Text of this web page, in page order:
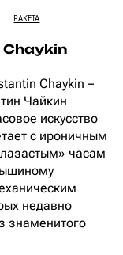
РAKETA
Chaykin –
Чайкин
искусство
с ироничным
часам
недавно
знаменитого